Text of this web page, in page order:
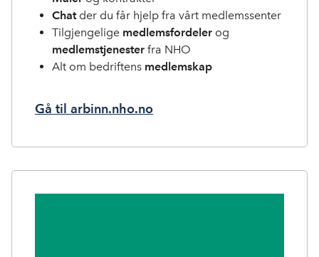
Chat der du får hjelp fra vårt medlemssenter
Tilgjengelige medlemsfordeler og
medlemstjenester fra NHO
Alt om bedriftens medlemskap
Gå til arbinn.nho.no